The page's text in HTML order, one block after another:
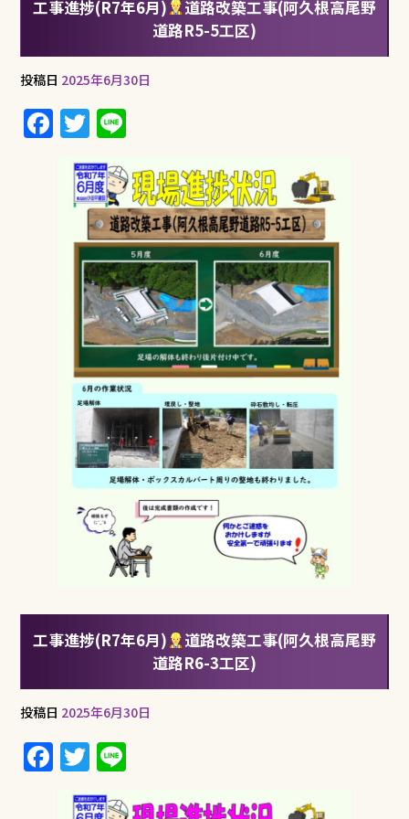
工事進捗(R7年6月)
道路改築工事(阿久根高尾野
道路R5-5工区)
投稿日 2025年6月30日
F T
w
it
te
r
e
工事進捗(R7年6月)
道路改築工事(阿久根高尾野
道路R6-3工区)
投稿日 2025年6月30日
F
a
T
w